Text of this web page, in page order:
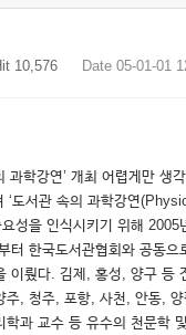
10,576 Date 05-01-01
과학강연’ 개최 어렵게만
‘도서관 속의 과학강연
성을 인식시키기 위해
터 한국도서관협회와 공동
이뤘다. 김제, 홍성, 양구 등
, 청주, 포항, 사천, 안동,
학과 교수 등 유수의 천문학